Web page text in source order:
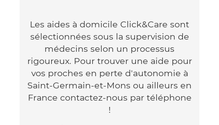
Les aides à domicile Click&Care sont
sélectionnées sous la supervision de
médecins selon un processus
rigoureux. Pour trouver une aide pour
vos proches en perte d'autonomie à
Saint-Germain-et-Mons ou ailleurs en
France contactez-nous par téléphone
!